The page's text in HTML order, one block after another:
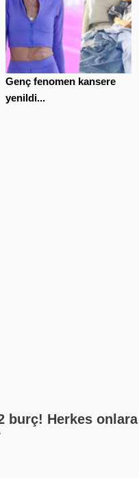
Genç fenomen kansere
yenildi...
burç! Herkes onlara